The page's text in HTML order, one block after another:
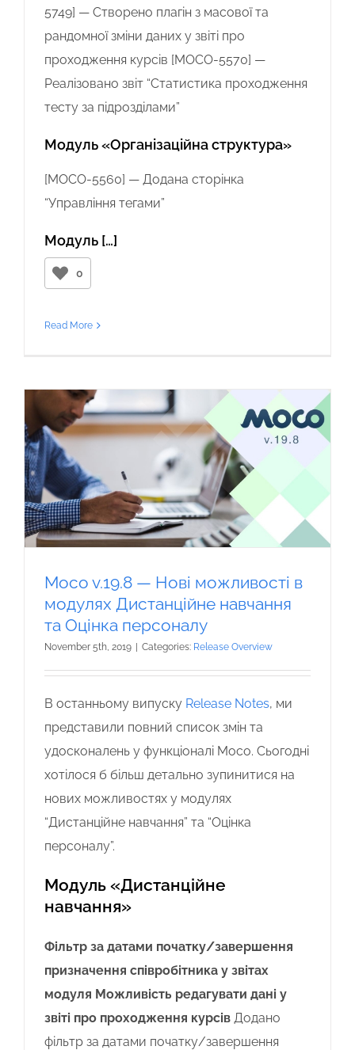
5749] — Створено плагін з масової та
рандомної зміни даних у звіті про
проходження курсів [MOCO-5570] —
Реалізовано звіт “Статистика проходження
тесту за підрозділами”
Модуль «Організаційна структура»
[MOCO-5560] — Додана сторінка
“Управління тегами”
Модуль […]
0
Read More
Moco v.19.8 — Нові можливості в
модулях Дистанційне навчання
та Оцінка персоналу
November 5th, 2019 | Categories: Release Overview
В останньому випуску Release Notes, ми
представили повний список змін та
удосконалень у функціоналі Moco. Сьогодні
хотілося б більш детально зупинитися на
нових можливостях у модулях
“Дистанційне навчання” та “Оцінка
персоналу”.
Модуль «Дистанційне
навчання»
Фільтр за датами початку/завершення
призначення співробітника у звітах
модуля Можливість редагувати дані у
звіті про проходження курсів Додано
фільтр за датами початку/завершення